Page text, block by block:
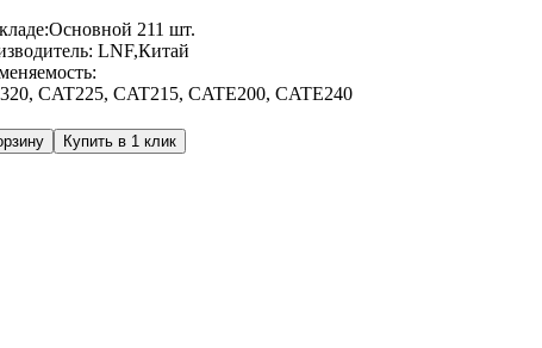
Основной 211 шт.
LNF,Китай
,CAT225,CAT215,CATE200,CATE240
Купить в 1 клик